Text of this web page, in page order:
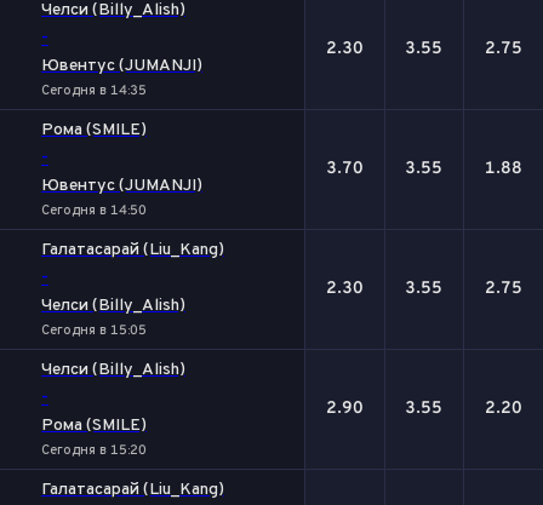
Челси (Billy_Alish)
-
Ювентус (JUMANJI)
Сегодня в 14:35
2.30 3.55 2.75
Рома (SMILE)
-
Ювентус (JUMANJI)
Сегодня в 14:50
3.70 3.55 1.88
Галатасарай (Liu_Kang)
-
Челси (Billy_Alish)
Сегодня в 15:05
2.30 3.55 2.75
Челси (Billy_Alish)
-
Рома (SMILE)
Сегодня в 15:20
2.90 3.55 2.20
Галатасарай (Liu_Kang)